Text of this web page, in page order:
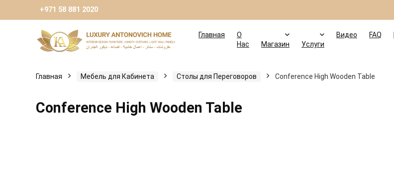
+971 58 881 2020
Главная
О
Нас
Магазин Услуги
Видео FAQ
Главная Мебель для Кабинета Столы для Переговоров Conference High Wooden Table
Conference High Wooden Table